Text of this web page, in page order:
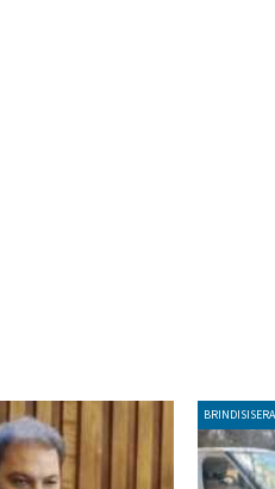
BRINDISISERA